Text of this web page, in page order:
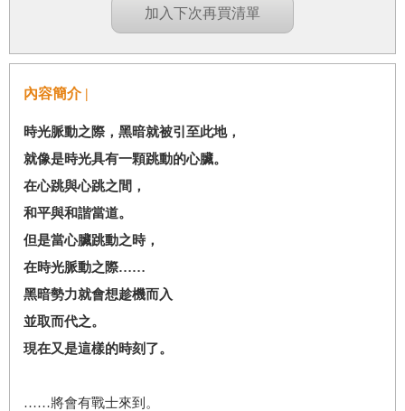
加入下次再買清單
內容簡介 |
時光脈動之際，黑暗就被引至此地，
就像是時光具有一顆跳動的心臟。
在心跳與心跳之間，
和平與和諧當道。
但是當心臟跳動之時，
在時光脈動之際……
黑暗勢力就會想趁機而入
並取而代之。
現在又是這樣的時刻了。
……將會有戰士來到。